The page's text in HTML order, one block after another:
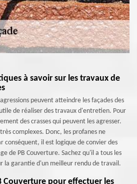
à savoir sur les travaux de
peuvent atteindre les façades des
de réaliser des travaux d'entretien. Pour
des crasses qui peuvent les agresser.
complexes. Donc, les profanes ne
conséquent, il est logique de convier des
de PB Couverture. Sachez qu'il a tous les
la garantie d'un meilleur rendu de travail.
Couverture pour effectuer les